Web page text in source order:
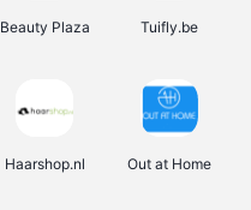
Beauty Plaza Tuifly.be
Haarshop.nl Out at Home